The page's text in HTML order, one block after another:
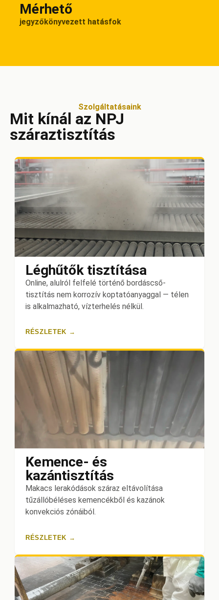
Mérhető
jegyzőkönyvezett hatásfok
Szolgáltatásaink
Mit kínál az NPJ
száraztisztítás
Léghűtők tisztítása
Online, alulról felfelé történő bordáscső-
tisztítás nem korrozív koptatóanyaggal — télen
is alkalmazható, vízterhelés nélkül.
RÉSZLETEK →
Kemence- és
kazántisztítás
Makacs lerakódások száraz eltávolítása
tűzállóbéléses kemencékből és kazánok
konvekciós zónáiból.
RÉSZLETEK →